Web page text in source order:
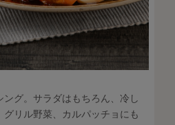
ング。サラダはもちろん、冷し
グリル野菜、カルパッチョにも